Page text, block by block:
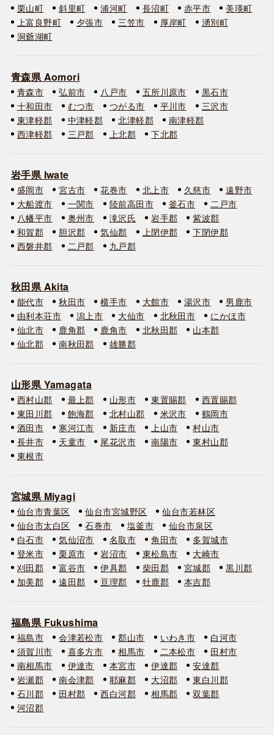
栗山町 斜里町 浦河町 長沼町 赤平市
美瑛町
上富良野町
夕張市 三笠市 厚岸町
湧別町
洞爺湖町
青森県 Aomori
青森市 弘前市 八戸市 五所川原市
黒石市
十和田市
むつ市 つがる市 平川市
三沢市
東津軽郡
中津軽郡 北津軽郡
南津軽郡
西津軽郡
三戸郡 上北郡 下北郡
岩手県 Iwate
盛岡市 宮古市 花巻市 北上市 久慈市
遠野市
大船渡市
一関市 陸前高田市 釜石市
二戸市
八幡平市
奥州市 滝沢氏 岩手郡
紫波郡
和賀郡
胆沢郡 気仙郡 上閉伊郡
下閉伊郡
西磐井郡
二戸郡 九戸郡
秋田県 Akita
能代市 秋田市 横手市 大館市 湯沢市
男鹿市
由利本荘市
潟上市 大仙市 北秋田市
にかほ市
仙北市
鹿角郡 鹿角市 北秋田郡
山本郡
仙北郡
南秋田郡 雄勝郡
山形県 Yamagata
西村山郡 最上郡 山形市 東置賜郡
西置賜郡
東田川郡
飽海郡 北村山郡 米沢市
鶴岡市
酒田市
寒河江市 新庄市 上山市
村山市
長井市
天童市 尾花沢市 南陽市
東村山郡
東根市
宮城県 Miyagi
仙台市青葉区 仙台市宮城野区
仙台市若林区
仙台市太白区
石巻市 塩釜市
仙台市泉区
白石市
気仙沼市 名取市 角田市
多賀城市
登米市
栗原市 岩沼市 東松島市
大崎市
刈田郡
富谷市 伊具郡 柴田郡 宮城郡
黒川郡
加美郡
遠田郡 亘理郡 牡鹿郡 本吉郡
福島県 Fukushima
福島市 会津若松市 郡山市 いわき市
白河市
須賀川市
喜多方市 相馬市 二本松市
田村市
南相馬市
伊達市 本宮市 伊達郡
安達郡
岩瀬郡
南会津郡 耶麻郡 大沼郡
東白川郡
石川郡
田村郡 西白河郡 相馬郡
双葉郡
河沼郡